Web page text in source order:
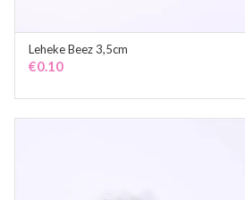
Leheke Beez 3,5cm
€0.10